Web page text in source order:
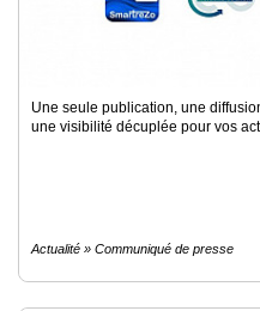
Une seule publication, une
une visibilité décuplée pour vos
Actualité » Communiqué de presse